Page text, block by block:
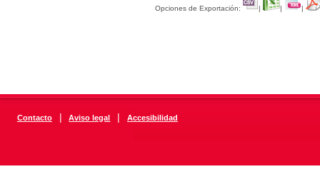
Opciones de Exportación: | | |
Contacto | Aviso legal | Accesibilidad